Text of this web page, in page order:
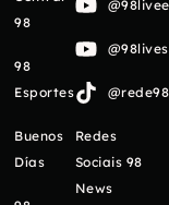
98
98
Esportes
Buenos
Días
Redes
Sociais 98
News